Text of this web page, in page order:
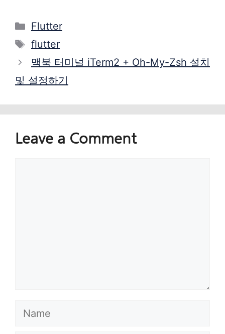
Categories
Flutter
Tags
flutter
맥북 터미널 iTerm2 + Oh-My-Zsh 설치
및 설정하기
Leave a Comment
Name